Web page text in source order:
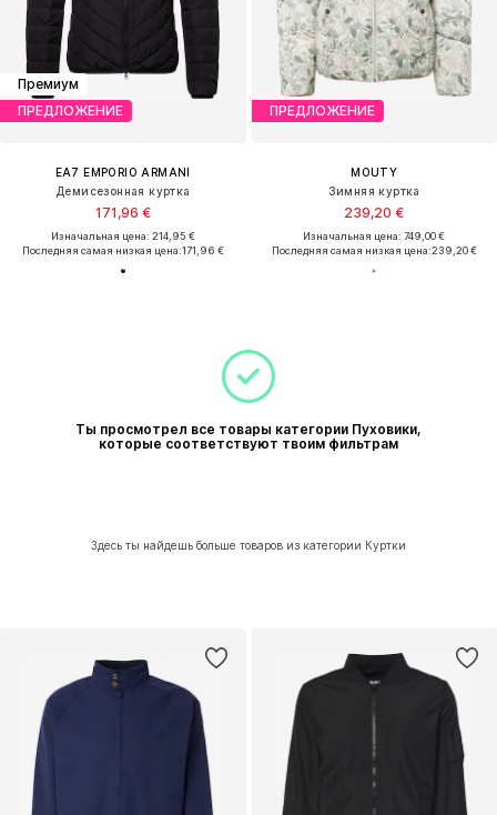
Премиум
ПРЕДЛОЖЕНИЕ
EA7 EMPORIO ARMANI
Демисезонная куртка
171,96 €
Изначальная цена: 214,95 €
Последняя самая низкая цена:171,96 €
ПРЕДЛОЖЕНИЕ
MOUTY
Зимняя куртка
239,20 €
Изначальная цена: 749,00 €
Последняя самая низкая цена:239,20 €
Ты просмотрел все товары категории Пуховики,
которые соответствуют твоим фильтрам
Здесь ты найдешь больше товаров из категории Куртки